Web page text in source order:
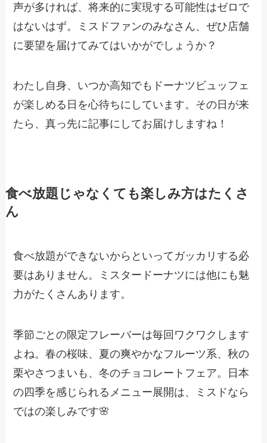
声が多ければ、将来的に実現する可能性はゼロで
はないはず。ミスドファンのみなさん、ぜひ店舗
に要望を届けてみてはいかがでしょうか？
わたし自身、いつか高知でもドーナツビュッフェ
が楽しめる日を心待ちにしています。その日が来
たら、真っ先に記事にしてお届けしますね！
食べ放題じゃなくても楽しみ方はたくさ
ん
食べ放題ができないからといってガッカリする必
要はありません。ミスタードーナツには他にも魅
力がたくさんあります。
季節ごとの限定フレーバーは毎回ワクワクします
よね。春の桜味、夏の爽やかなフルーツ系、秋の
栗やさつまいも、冬のチョコレートフェア。日本
の四季を感じられるメニュー展開は、ミスドなら
ではの楽しみです🌸